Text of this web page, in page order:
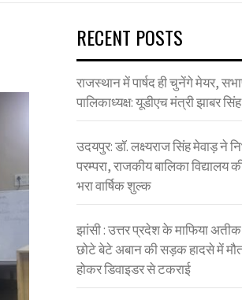
RECENT POSTS
राजस्थान में पार्षद ही चुनेंगे मेयर,
पालिकाध्यक्ष: यूडीएच मंत्री झाबर सिंह
उदयपुर: डॉ. लक्ष्यराज सिंह मेवाड़ ने
परम्परा, राजकीय बालिका विद्यालय
भरा वार्षिक शुल्क
झांसी : उत्तर प्रदेश के माफिया
छोटे बेटे अबान की सड़क हादसे में
होकर डिवाइडर से टकराई